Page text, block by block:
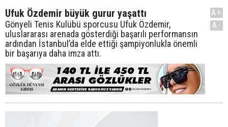
Ufuk Özdemir büyük gurur yaşattı
Gönyeli Tenis Kulübü sporcusu Ufuk Özdemir,
uluslararası arenada gösterdiği başarılı performansın
ardından İstanbul’da elde ettiği şampiyonlukla önemli
bir başarıya daha imza attı.
A+
A-